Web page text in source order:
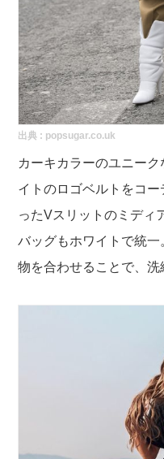
出典 : popsugar.co.uk
カーキカラーのユニー
イトのロゴベルトをコ
ったVスリットのミディ
バッグもホワイトで統
物を合わせることで、洗